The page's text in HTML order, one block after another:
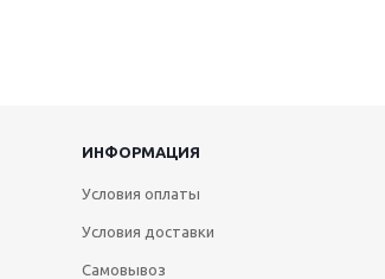
ИНФОРМАЦИЯ
Условия оплаты
Условия доставки
Самовывоз